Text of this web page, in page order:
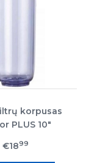
korpusas
PLUS 10"
€1899